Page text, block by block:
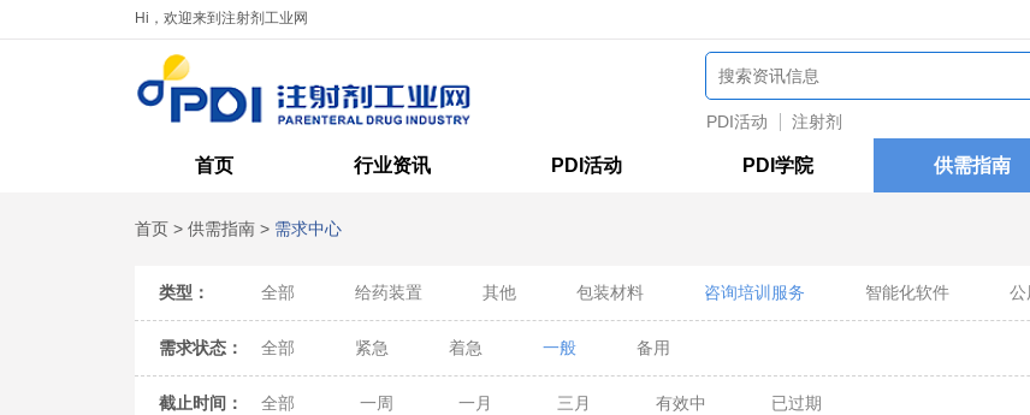
Hi，欢迎来到注射剂工业网
PDI活动 注射剂
首页 行业资讯 PDI活动 PDI学院 供需指南
首页 > 供需指南 > 需求中心
类型： 全部 给药装置 其他 包装材料 咨询培训服务 智能化软件 公
需求状态： 全部 紧急 着急 一般 备用
截止时间： 全部 一周 一月 三月 有效中 已过期